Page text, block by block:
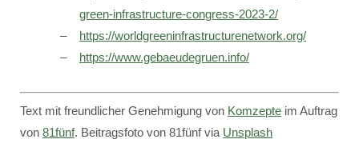
green-infrastructure-congress-2023-2/
https://worldgreeninfrastructurenetwork.org/
https://www.gebaeudegruen.info/
Text mit freundlicher Genehmigung von Komzepte im Auftrag
von 81fünf. Beitragsfoto von 81fünf via Unsplash